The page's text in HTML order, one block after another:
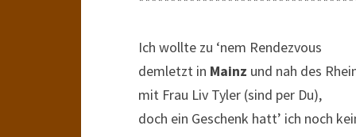
Ich wollte zu ‘nem Rendezvous
demletzt in Mainz und nah des
mit Frau Liv Tyler (sind per Du),
doch ein Geschenk hatt’ ich noch